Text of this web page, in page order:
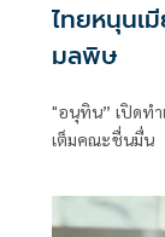
ไทยหนุนเมียน
มลพิษ
"อนุทิน” เปิดท
เต็มคณะชื่นมื่น